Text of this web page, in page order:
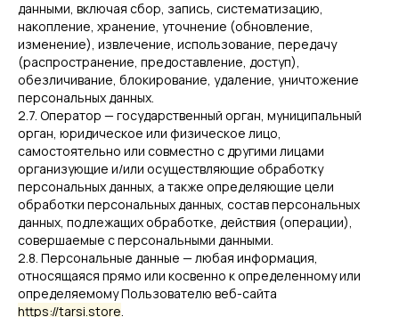
данными, включая сбор, запись, систематизацию,
накопление, хранение, уточнение (обновление,
изменение), извлечение, использование, передачу
(распространение, предоставление, доступ),
обезличивание, блокирование, удаление, уничтожение
персональных данных.
2.7. Оператор — государственный орган, муниципальный
орган, юридическое или физическое лицо,
самостоятельно или совместно с другими лицами
организующие и/или осуществляющие обработку
персональных данных, а также определяющие цели
обработки персональных данных, состав персональных
данных, подлежащих обработке, действия (операции),
совершаемые с персональными данными.
2.8. Персональные данные — любая информация,
относящаяся прямо или косвенно к определенному или
определяемому Пользователю веб-сайта
https://tarsi.store.